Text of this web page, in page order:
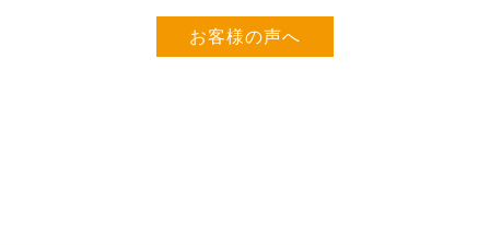
お客様の声へ